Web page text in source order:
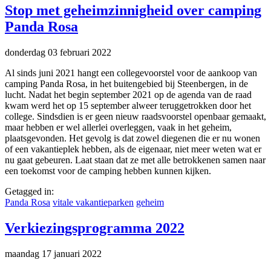
Stop met geheimzinnigheid over camping
Panda Rosa
donderdag 03 februari 2022
Al sinds juni 2021 hangt een collegevoorstel voor de aankoop van
camping Panda Rosa, in het buitengebied bij Steenbergen, in de
lucht. Nadat het begin september 2021 op de agenda van de raad
kwam werd het op 15 september alweer teruggetrokken door het
college. Sindsdien is er geen nieuw raadsvoorstel openbaar gemaakt,
maar hebben er wel allerlei overleggen, vaak in het geheim,
plaatsgevonden. Het gevolg is dat zowel diegenen die er nu wonen
of een vakantieplek hebben, als de eigenaar, niet meer weten wat er
nu gaat gebeuren. Laat staan dat ze met alle betrokkenen samen naar
een toekomst voor de camping hebben kunnen kijken.
Getagged in:
Panda Rosa vitale vakantieparken geheim
Verkiezingsprogramma 2022
maandag 17 januari 2022